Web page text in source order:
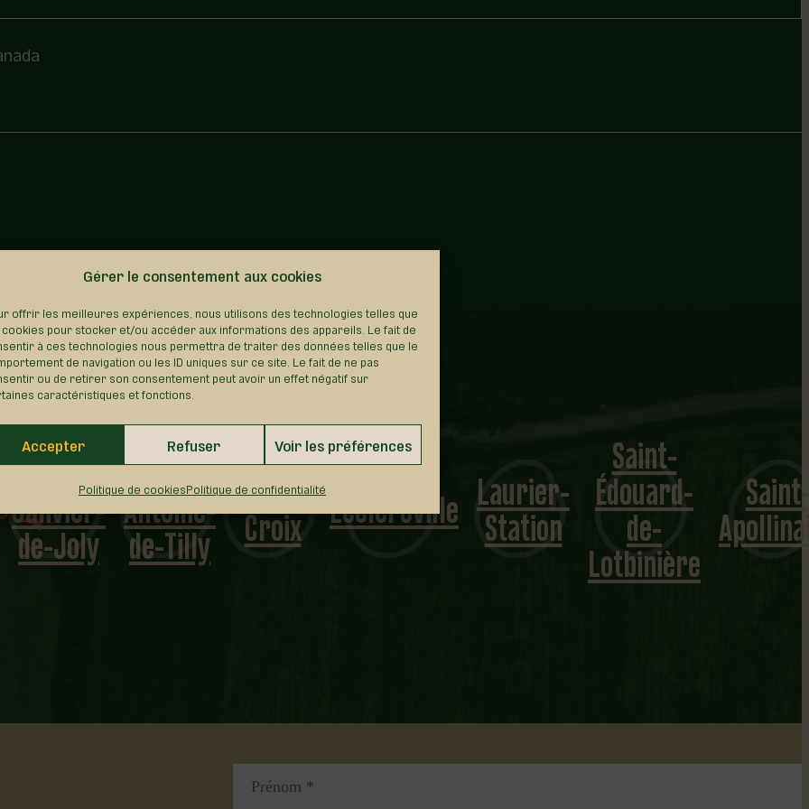
Gérer le consentement aux cookies
offrir les meilleures expériences, nous utilisons des technologies telles que
cookies pour stocker et/ou accéder aux informations des appareils. Le fait de
à ces technologies nous permettra de traiter des données telles que le
de navigation ou les ID uniques sur ce site. Le fait de ne pas
ou de retirer son consentement peut avoir un effet négatif sur
caractéristiques et fonctions.
Accepter Refuser Voir les préférences
Politique de cookiesPolitique de confidentialité
REVENIR AU RÉPERTOIRE
Saint-
Janvier-
de-Joly
Saint-
Antoine-
de-Tilly
Sainte-
Croix Leclercville Laurier-
Station
Saint-
Édouard-
de-
Lotbinière